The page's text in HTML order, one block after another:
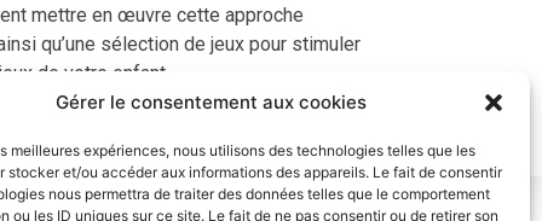
Gérer le consentement aux cookies
meilleures expériences, nous utilisons des technologies telles que les
stocker et/ou accéder aux informations des appareils. Le fait de consentir
nous permettra de traiter des données telles que le comportement
ou les ID uniques sur ce site. Le fait de ne pas consentir ou de retirer son
mettre en œuvre cette approche
qu’une sélection de jeux pour stimuler
de votre enfant.